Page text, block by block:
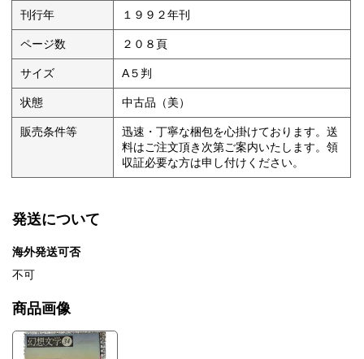
刊行年 １９９２年刊
ページ数 ２０８頁
サイズ A５判
状態 中古品（美）
販売条件等
迅速・丁寧な梱包を心掛けております。送
料はご注文頂き次第ご案内いたします。領
収証必要な方は申し付けください。
発送について
海外発送可否
不可
商品画像